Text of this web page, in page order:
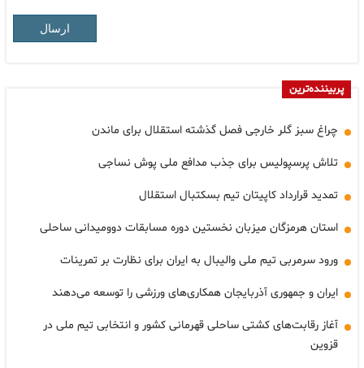
ارسال
پربیننده‌ترین
چراغ سبز گلر خارجی فصل گذشته استقلال برای ماندن
تلاش پرسپولیس برای جذب مدافع ملی پوش نساجی
تمدید قرارداد کاپیتان تیم بسکتبال استقلال
استان هرمزگان میزبان نخستین دوره مسابقات دوومیدانی ساحلی
ورود سرمربی تیم ملی والیبال به ایران برای نظارت بر تمرینات
ایران و جمهوری آذربایجان همکاری‌های ورزشی را توسعه می‌دهند
آغاز رقابت‌های کشتی ساحلی قهرمانی کشور و انتخابی تیم ملی در
قزوین